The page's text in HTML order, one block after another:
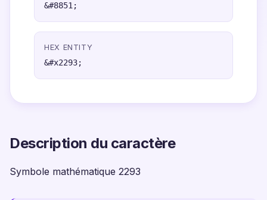
&#8851;
HEX ENTITY
&#x2293;
Description du caractère
Symbole mathématique 2293